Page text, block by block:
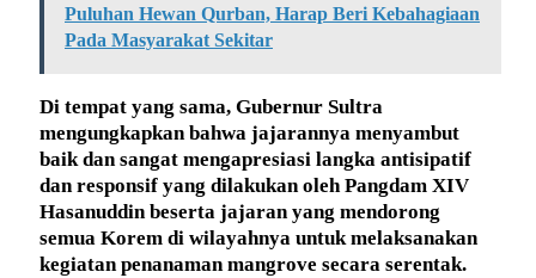
Puluhan Hewan Qurban, Harap Beri Kebahagiaan
Pada Masyarakat Sekitar
Di tempat yang sama, Gubernur Sultra
mengungkapkan bahwa jajarannya menyambut
baik dan sangat mengapresiasi langka antisipatif
dan responsif yang dilakukan oleh Pangdam XIV
Hasanuddin beserta jajaran yang mendorong
semua Korem di wilayahnya untuk melaksanakan
kegiatan penanaman mangrove secara serentak.